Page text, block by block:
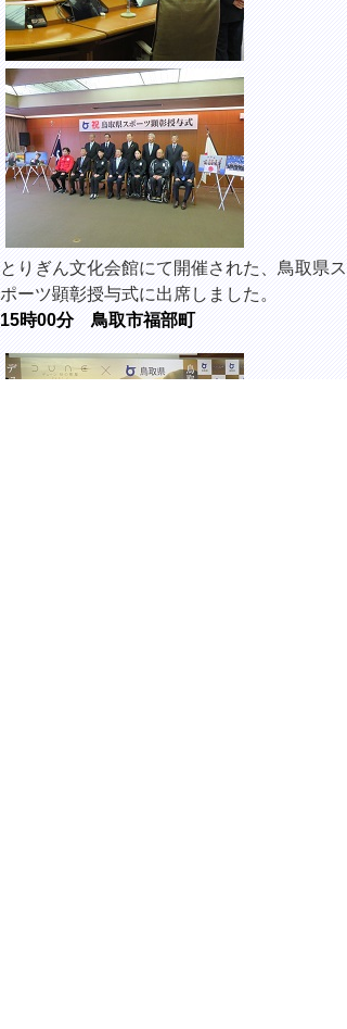
とりぎん文化会館にて開催された、鳥取県ス
ポーツ顕彰授与式に出席しました。
15時00分 鳥取市福部町